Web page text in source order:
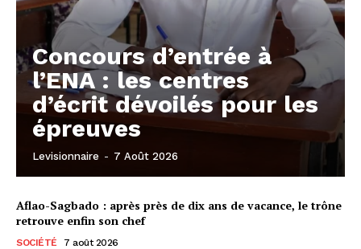
Concours d’entrée à
l’ENA : les centres
d’écrit dévoilés pour les
épreuves
Levisionnaire - 7 Août 2026
Aflao-Sagbado : après près de dix ans de vacance, le trône
retrouve enfin son chef
SOCIÉTÉ 7 août 2026